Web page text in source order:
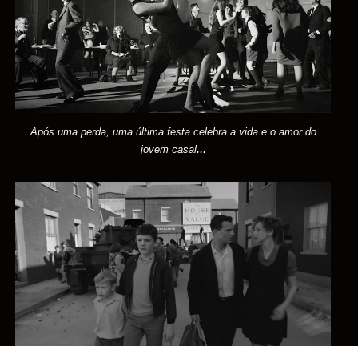
Após uma perda, uma última festa celebra a vida e o amor do
jovem casal...